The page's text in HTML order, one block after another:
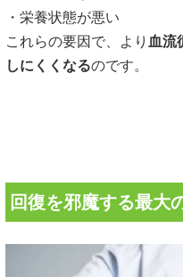
・栄養状態が悪い
これらの要因で、より 血流
しにくくなるのです。
回復を邪魔する最大